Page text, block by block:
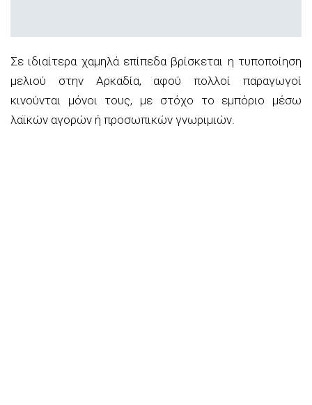
Σε ιδιαίτερα χαμηλά επίπεδα βρίσκεται η τυποποίηση
μελιού στην Αρκαδία, αφού πολλοί παραγωγοί
κινούνται μόνοι τους, με στόχο το εμπόριο μέσω
λαϊκών αγορών ή προσωπικών γνωριμιών.